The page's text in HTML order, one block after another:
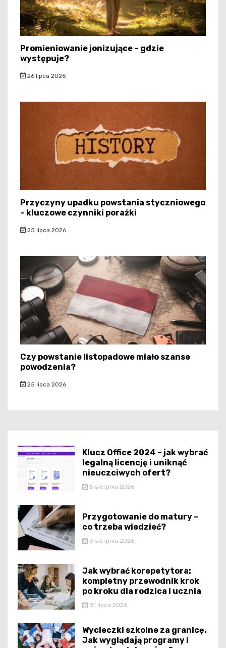
Promieniowanie jonizujące – gdzie
występuje?
26 lipca 2026
Przyczyny upadku powstania styczniowego
– kluczowe czynniki porażki
25 lipca 2026
Czy powstanie listopadowe miało szanse
powodzenia?
25 lipca 2026
Klucz Office 2024 – jak wybrać
legalną licencję i uniknąć
nieuczciwych ofert?
5 sierpnia 2026
Przygotowanie do matury –
co trzeba wiedzieć?
3 sierpnia 2026
Jak wybrać korepetytora:
kompletny przewodnik krok
po kroku dla rodzica i ucznia
31 lipca 2026
Wycieczki szkolne za granicę.
Jak wyglądają programy i